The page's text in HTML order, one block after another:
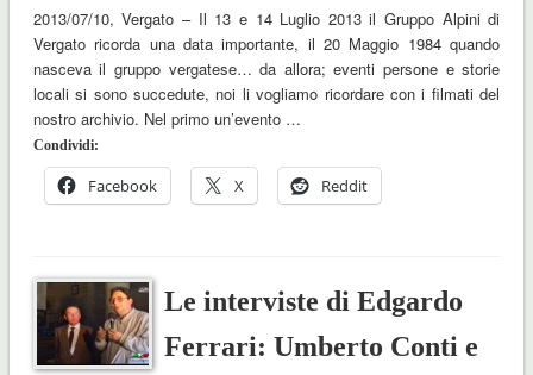
2013/07/10, Vergato – Il 13 e 14 Luglio 2013 il Gruppo Alpini di
Vergato ricorda una data importante, il 20 Maggio 1984 quando
nasceva il gruppo vergatese… da allora; eventi persone e storie
locali si sono succedute, noi li vogliamo ricordare con i filmati del
nostro archivio. Nel primo un’evento …
Condividi:
Facebook X Reddit
Le interviste di Edgardo
Ferrari: Umberto Conti e